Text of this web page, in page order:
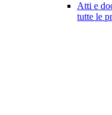
Atti e
tutte le